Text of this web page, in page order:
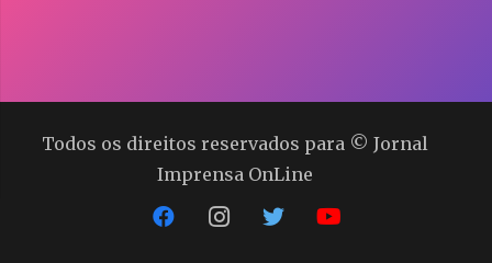
Todos os direitos reservados para © Jornal
Imprensa OnLine